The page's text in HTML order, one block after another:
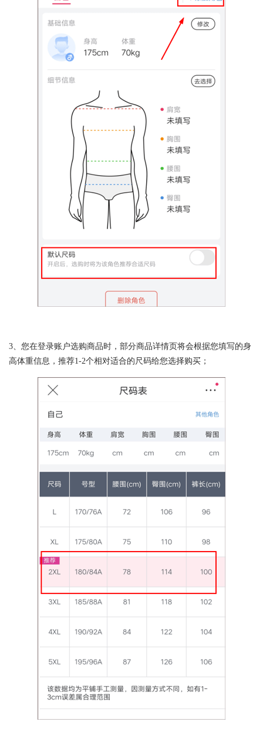
3、您在登录账户选购商品时，部分商品详情页将会根据您填写的身
高体重信息，推荐1-2个相对适合的尺码给您选择购买；